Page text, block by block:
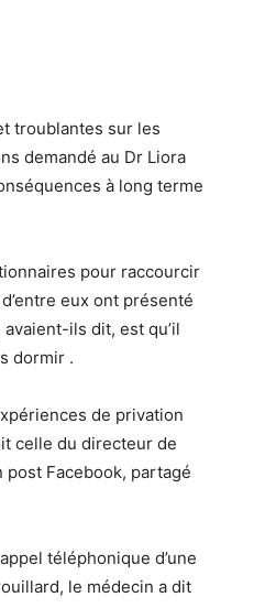
troublantes sur les
demandé au Dr Liora
à long terme
pour raccourcir
eux ont présenté
ils dit, est qu’il
dormir .
de privation
celle du directeur de
post Facebook, partagé
téléphonique d’une
le médecin a dit